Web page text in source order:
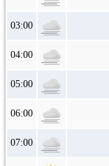
03:00
04:00
05:00
06:00
07:00